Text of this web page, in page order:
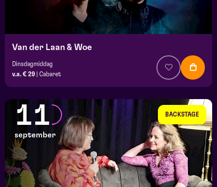
Van der Laan & Woe
Dinsdagmiddag
v.a. € 29
Cabaret
BACKSTAGE
11
september